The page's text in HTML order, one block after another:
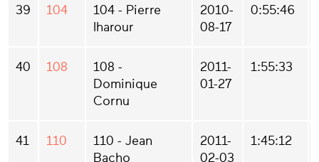
39 104
104 - Pierre
Iharour
2010-
08-17
0:55:46
40 108
108 -
Dominique
Cornu
2011-
01-27
1:55:33
41 110
110 - Jean
Bacho
2011-
02-03
1:45:12